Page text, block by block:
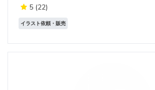
5 (22)
イラスト依頼・販売